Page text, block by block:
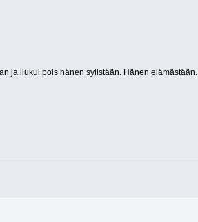
ja liukui pois hänen sylistään. Hänen elämästään.